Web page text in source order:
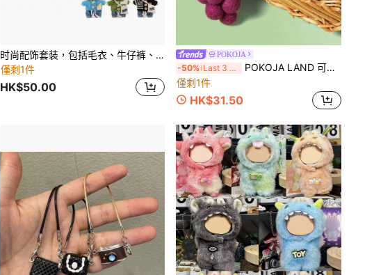
时尚配饰套装，包括毛衣、牛仔裤、优雅手提包、帆布包、发带、太阳镜，适合娃娃，时尚配饰，圣诞礼物、生日礼物、新年礼物、返校礼物（不含毛绒娃娃）
僅剩1件
HK$50.00
POKOJA
-50% Last 3 days
POKOJA LAND 可爱又有趣的胡萝卜手工羊毛毡钥匙扣钥匙圈配件
僅剩1件
HK$31.50